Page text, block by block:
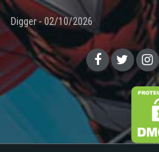
Digger - 02/10/2026